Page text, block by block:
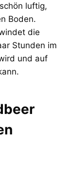
luftig,
Boden.
die
Stunden im
und auf